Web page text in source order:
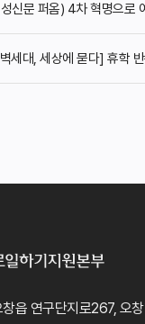
읍 연구단지로267, 오